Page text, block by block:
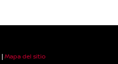
|Mapa del sitio